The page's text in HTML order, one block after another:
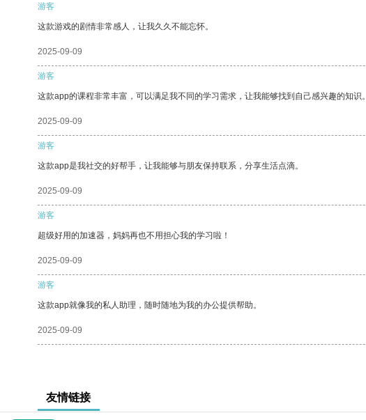
游客
这款游戏的剧情非常感人，让我久久不能忘怀。
2025-09-09
游客
这款app的课程非常丰富，可以满足我不同的学习需求，让我能够找到自己感兴趣的知识。
2025-09-09
游客
这款app是我社交的好帮手，让我能够与朋友保持联系，分享生活点滴。
2025-09-09
游客
超级好用的加速器，妈妈再也不用担心我的学习啦！
2025-09-09
游客
这款app就像我的私人助理，随时随地为我的办公提供帮助。
2025-09-09
友情链接